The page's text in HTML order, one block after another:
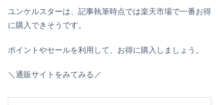
ユンケルスターは、記事執筆時点では楽天市場で一番お得
に購入できそうです。
ポイントやセールを利用して、お得に購入しましょう。
＼通販サイトをみてみる／